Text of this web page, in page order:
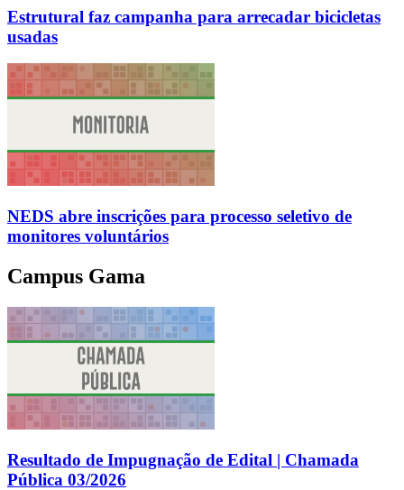
Estrutural faz campanha para arrecadar bicicletas
usadas
NEDS abre inscrições para processo seletivo de
monitores voluntários
Campus Gama
Resultado de Impugnação de Edital | Chamada
Pública 03/2026